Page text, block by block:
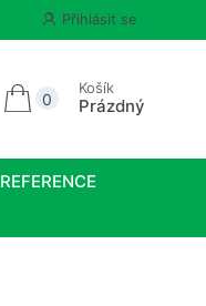
Přihlásit se
0
Košík
Prázdný
REFERENCE